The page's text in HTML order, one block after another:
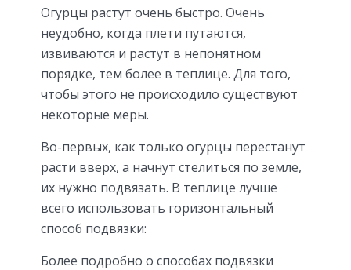
Огурцы растут очень быстро. Очень
неудобно, когда плети путаются,
извиваются и растут в непонятном
порядке, тем более в теплице. Для того,
чтобы этого не происходило существуют
некоторые меры.
Во-первых, как только огурцы перестанут
расти вверх, а начнут стелиться по земле,
их нужно подвязать. В теплице лучше
всего использовать горизонтальный
способ подвязки:
Более подробно о способах подвязки